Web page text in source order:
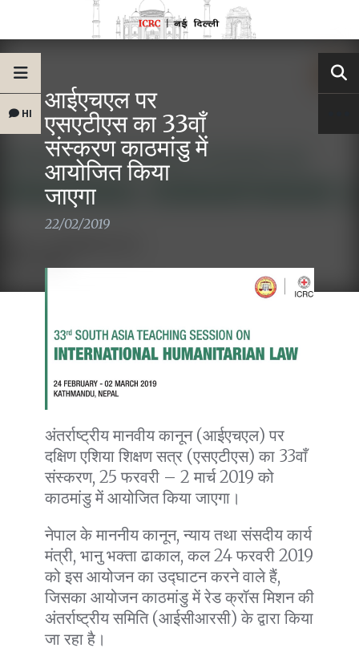
HI आईएचएल पर
एसएटीएस का 33वाँ
संस्करण काठमांडु में
आयोजित किया
जाएगा
22/02/2019
अंतर्राष्ट्रीय मानवीय कानून (आईएचएल) पर
दक्षिण एशिया शिक्षण सत्र (एसएटीएस) का 33वाँ
संस्करण, 25 फरवरी – 2 मार्च 2019 को
काठमांडु में आयोजित किया जाएगा।
नेपाल के माननीय कानून, न्याय तथा संसदीय कार्य
मंत्री, भानु भक्ता ढाकाल, कल 24 फरवरी 2019
को इस आयोजन का उद्घाटन करने वाले हैं,
जिसका आयोजन काठमांडु में रेड क्रॉस मिशन की
अंतर्राष्ट्रीय समिति (आईसीआरसी) के द्वारा किया
जा रहा है।